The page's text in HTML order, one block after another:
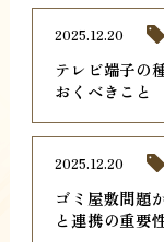
テレビ端子の
おくべきこと
2025.12.20
ゴミ屋敷問題
と連携の重要
2025.12.20